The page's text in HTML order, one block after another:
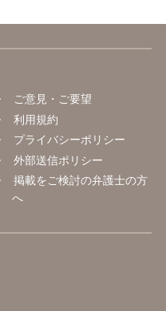
ご意見・ご要望
利用規約
プライバシーポリシー
外部送信ポリシー
掲載をご検討の弁護士の方
へ